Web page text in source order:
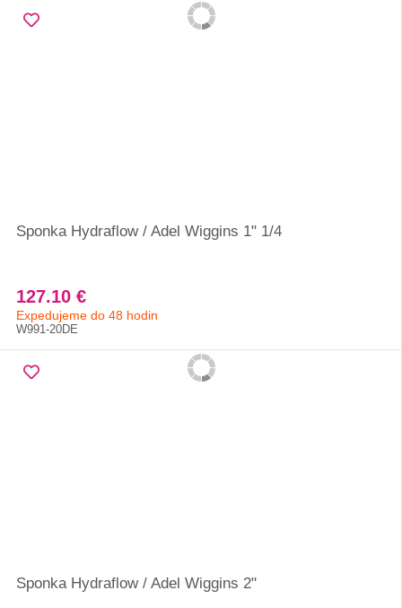
Sponka Hydraflow / Adel Wiggins 1" 1/4
127.10 €
Expedujeme do 48 hodin
W991-20DE
Sponka Hydraflow / Adel Wiggins 2"